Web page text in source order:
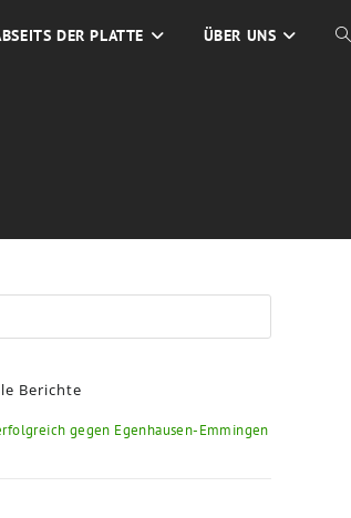
DER PLATTE ÜBER UNS
Berichte
gegen Egenhausen-Emmingen